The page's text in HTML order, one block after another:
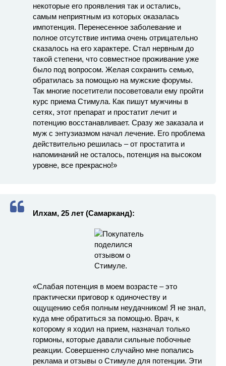
некоторые его проявления так и остались,
самым неприятным из которых оказалась
импотенция. Перенесенное заболевание и
полное отсутствие интима очень отрицательно
сказалось на его характере. Стал нервным до
такой степени, что совместное проживание уже
было под вопросом. Желая сохранить семью,
обратилась за помощью на мужские форумы.
Так многие посетители посоветовали ему пройти
курс приема Стимула. Как пишут мужчины в
сетях, этот препарат и простатит лечит и
потенцию восстанавливает. Сразу же заказала и
муж с энтузиазмом начал лечение. Его проблема
действительно решилась – от простатита и
напоминаний не осталось, потенция на высоком
уровне, все прекрасно!»
Илхам, 25 лет (Самарканд):
«Слабая потенция в моем возрасте – это
практически приговор к одиночеству и
ощущению себя полным неудачником! Я не знал,
куда мне обратиться за помощью. Врач, к
которому я ходил на прием, назначал только
гормоны, которые давали сильные побочные
реакции. Совершенно случайно мне попались
реклама и отзывы о Стимуле для потенции. Эти